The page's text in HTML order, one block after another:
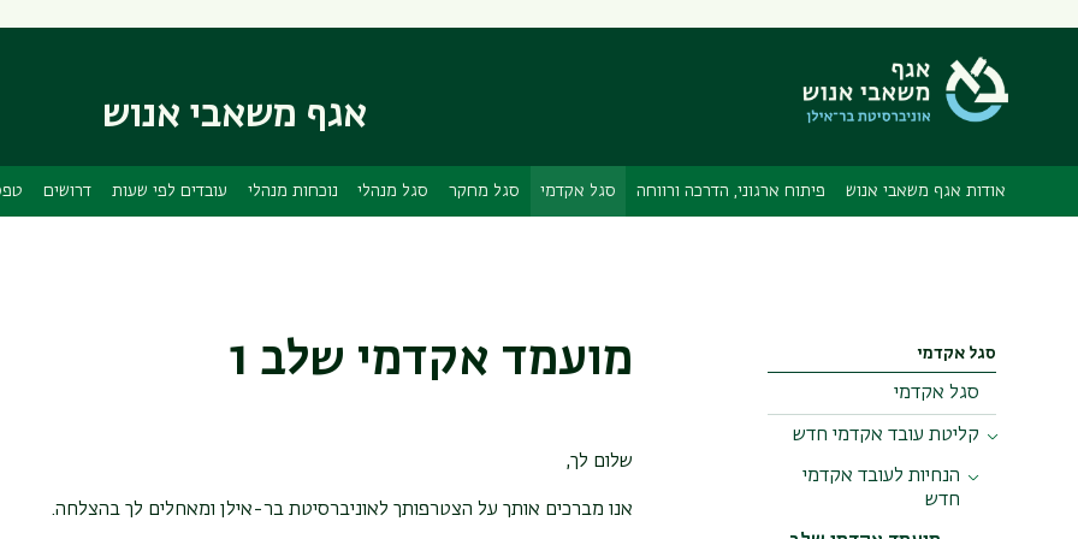
ראשי
אגף משאבי אנוש
אודות אגף משאבי אנוש פיתוח ארגוני, הדרכה ורווחה סגל אקדמי סגל מחקר סגל מנהלי נוכחות מנהלי עובדים לפי שעות דרושים
סגל אקדמי
סגל אקדמי
קליטת עובד אקדמי חדש
הנחיות לעובד אקדמי
חדש
מועמד אקדמי שלב 1
שלום לך,
אנו מברכים אותך על הצטרפותך לאוניברסיטת בר-אילן ומאחלים לך בהצלחה.